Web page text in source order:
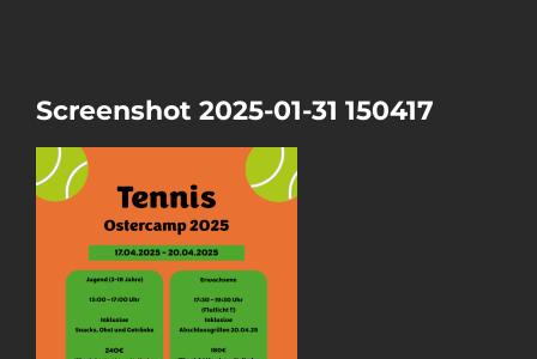
Screenshot 2025-01-31 150417